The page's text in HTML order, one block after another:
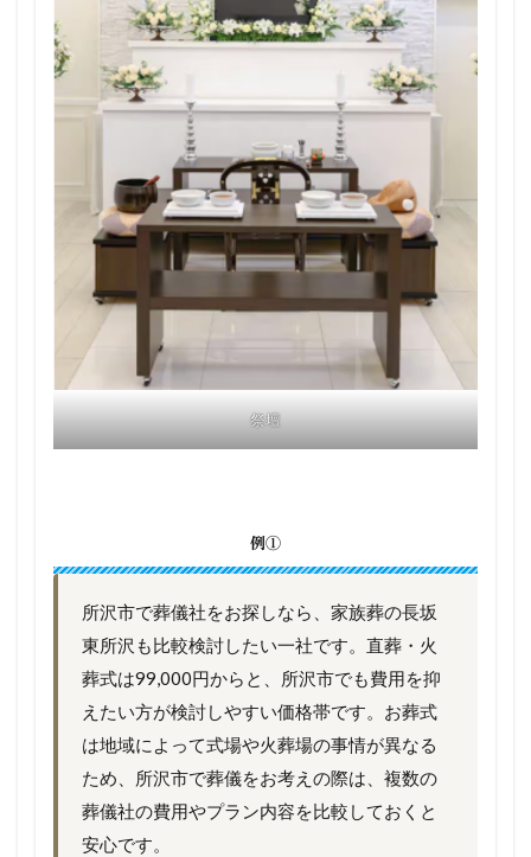
祭壇
例①
所沢市で葬儀社をお探しなら、家族葬の長坂
東所沢も比較検討したい一社です。直葬・火
葬式は99,000円からと、所沢市でも費用を抑
えたい方が検討しやすい価格帯です。お葬式
は地域によって式場や火葬場の事情が異なる
ため、所沢市で葬儀をお考えの際は、複数の
葬儀社の費用やプラン内容を比較しておくと
安心です。